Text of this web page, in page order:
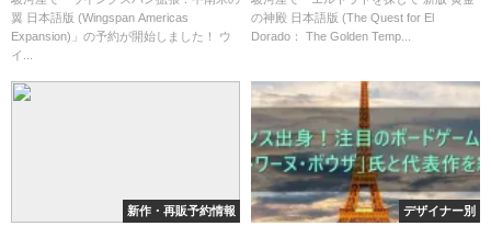
と予約購入可能なショップ紹
介！
翼 日本語版 (Wingspan Americas
Expansion)」の予約が開始しました！ ウ
イ...
Temples)」の概略と予約購入可
の神殿 日本語版 (The Quest for El
Dorado： The Golden Temp...
新作・再販予約情報 デザイナー別